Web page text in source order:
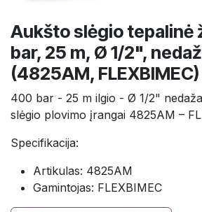
Aukšto slėgio tepalinė
bar, 25 m, Ø 1/2",
(4825AM, FLEXBIMEC)
400 bar - 25 m ilgio - Ø 1/2"
slėgio plovimo įrangai 4825AM –
Specifikacija:
Artikulas: 4825AM
Gamintojas: FLEXBIMEC